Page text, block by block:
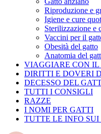
Riproduzione e
Igiene e cure
Sterilizzazione e
Vaccini per il
Obesità del gatto
Anatomia del
VIAGGIARE CON IL
DIRITTI E DOVERI
DECESSO DEL
TUTTI I CONSIGLI
RAZZE
I NOMI PER GATTI
TUTTE LE INFO SUI